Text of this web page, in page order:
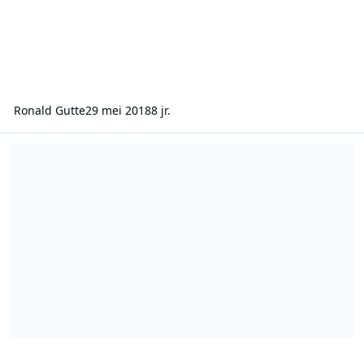
Ronald Gutte29 mei 20188 jr.